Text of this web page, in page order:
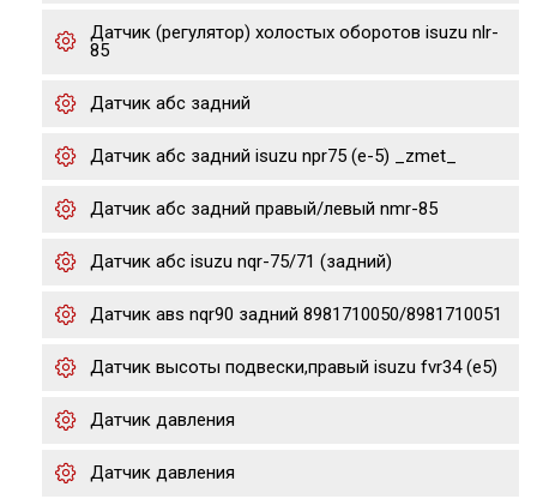
Датчик (регулятор) холостых оборотов isuzu nlr-
85
Датчик абс задний
Датчик абс задний isuzu npr75 (е-5) _zmet_
Датчик абс задний правый/левый nmr-85
Датчик абс isuzu nqr-75/71 (задний)
Датчик авs nqr90 задний 8981710050/8981710051
Датчик высоты подвески,правый isuzu fvr34 (e5)
Датчик давления
Датчик давления